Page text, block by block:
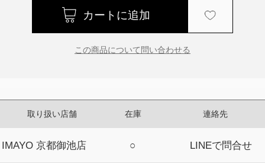
この商品について問い合わせる
取り扱い店舗 在庫 連絡先
IMAYO 京都御池店 ○ LINEで問合せ